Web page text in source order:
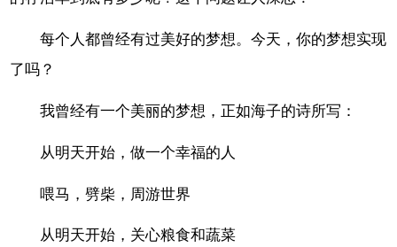
每个人都曾经有过美好的梦想。今天，你的梦想实现
了吗？
我曾经有一个美丽的梦想，正如海子的诗所写：
从明天开始，做一个幸福的人
喂马，劈柴，周游世界
从明天开始，关心粮食和蔬菜